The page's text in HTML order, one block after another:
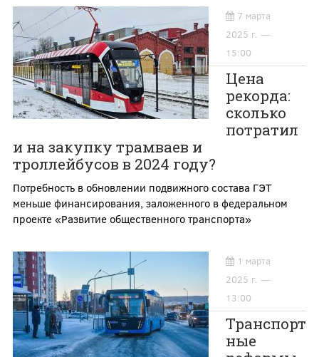
7 марта
2025 г. —
15:00
Цена
рекорда:
сколько
потратил
и на закупку трамваев и
троллейбусов в 2024 году?
Потребность в обновлении подвижного состава ГЭТ
меньше финансирования, заложенного в федеральном
проекте «Развитие общественного транспорта»
1 марта
2025 г. —
13:00
Транспорт
ные